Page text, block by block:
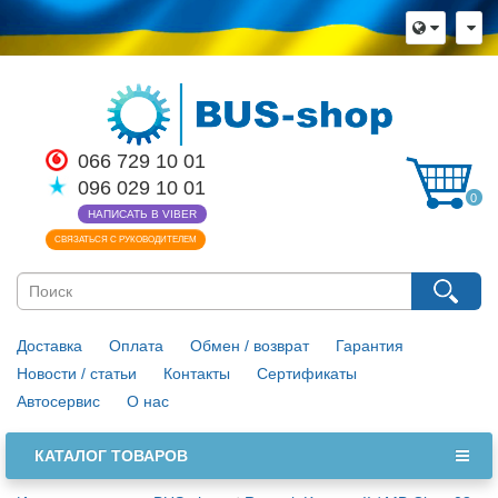
066 729 10 01
096 029 10 01
НАПИСАТЬ В VIBER
СВЯЗАТЬСЯ С РУКОВОДИТЕЛЕМ
0
Доставка Оплата Обмен / возврат
Гарантия
Новости / статьи
Контакты
Сертификаты
Автосервис
О нас
КАТАЛОГ ТОВАРОВ